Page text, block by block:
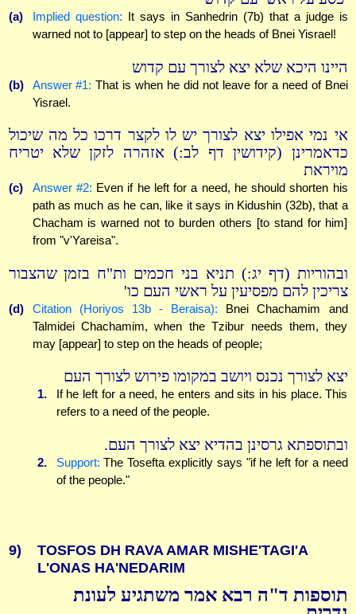
(a) Implied question: It says in Sanhedrin (7b) that a judge is
warned not to [appear] to step on the heads of Bnei Yisrael!
היינו היכא שלא יצא לצורך עם קדוש
(b) Answer #1: That is when he did not leave for a need of Bnei
Yisrael.
אי נמי אפילו יצא לצורך יש לו לקצר דרכו כל מה שיכול
כדאמרינן (קידושין דף לב:) אזהרה לזקן שלא יטריח
מויראת
(c) Answer #2: Even if he left for a need, he should shorten his
path as much as he can, like it says in Kidushin (32b), that a
Chacham is warned not to burden others [to stand for him]
from "v'Yareisa".
ובהוריות (דף יג:) תניא בני חכמים ות"ח בזמן שהצבור
צריכין להם מפסיעין על ראשי העם כו'
(d) Citation (Horiyos 13b - Beraisa): Bnei Chachamim and
Talmidei Chachamim, when the Tzibur needs them, they
may [appear] to step on the heads of people;
יצא לצורך נכנס ויושב במקומו פירוש לצורך העם
1.
If he left for a need, he enters and sits in his place. This
refers to a need of the people.
ובתוספתא גרסינן בהדיא יצא לצורך העם.
2. Support: The Tosefta explicitly says "if he left for a need
of the people."
9)
TOSFOS DH RAVA AMAR MISHE'TAGI'A
L'ONAS HA'NEDARIM
תוספות ד"ה רבא אמר משתגיע לעונת